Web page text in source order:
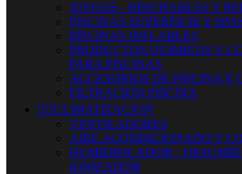
JUEGOS - HINCHABLES Y
PISCINAS SUPERFICIE Y
PISCINAS INFLABLES
PRODUCTOS QUIMICOS Y
PARA PISCINAS
ACCESORIOS DE PISCINA Y
FILTRACION PISCINA
 CLIMATIZACION
VENTILADORES
AIRE ACONDICIONADO Y
HUMIDIFICADOR -
IONIZADOR